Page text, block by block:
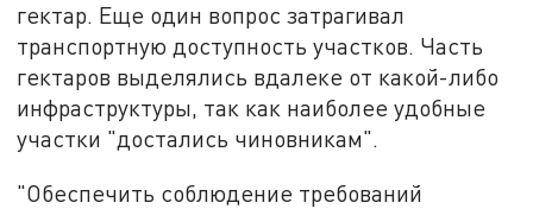
гектар. Еще один вопрос затрагивал
транспортную доступность участков. Часть
гектаров выделялись вдалеке от какой-либо
инфраструктуры, так как наиболее удобные
участки "достались чиновникам".
"Обеспечить соблюдение требований